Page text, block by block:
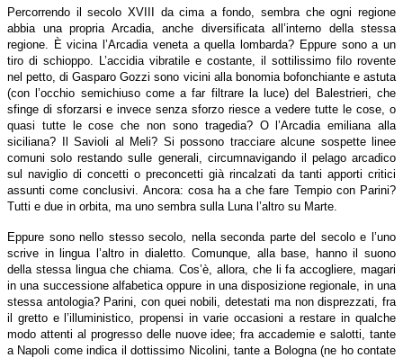
Percorrendo il secolo XVIII da cima a fondo, sembra che ogni regione
abbia una propria Arcadia, anche diversificata all’interno della stessa
regione. È vicina l’Arcadia veneta a quella lombarda? Eppure sono a un
tiro di schioppo. L’accidia vibratile e costante, il sottilissimo filo rovente
nel petto, di Gasparo Gozzi sono vicini alla bonomia bofonchiante e astuta
(con l’occhio semichiuso come a far filtrare la luce) del Balestrieri, che
sfinge di sforzarsi e invece senza sforzo riesce a vedere tutte le cose, o
quasi tutte le cose che non sono tragedia? O l’Arcadia emiliana alla
siciliana? Il Savioli al Meli? Si possono tracciare alcune sospette linee
comuni solo restando sulle generali, circumnavigando il pelago arcadico
sul naviglio di concetti o preconcetti già rincalzati da tanti apporti critici
assunti come conclusivi. Ancora: cosa ha a che fare Tempio con Parini?
Tutti e due in orbita, ma uno sembra sulla Luna l’altro su Marte.
Eppure sono nello stesso secolo, nella seconda parte del secolo e l’uno
scrive in lingua l’altro in dialetto. Comunque, alla base, hanno il suono
della stessa lingua che chiama. Cos’è, allora, che li fa accogliere, magari
in una successione alfabetica oppure in una disposizione regionale, in una
stessa antologia? Parini, con quei nobili, detestati ma non disprezzati, fra
il gretto e l’illuministico, propensi in varie occasioni a restare in qualche
modo attenti al progresso delle nuove idee; fra accademie e salotti, tante
a Napoli come indica il dottissimo Nicolini, tante a Bologna (ne ho contate